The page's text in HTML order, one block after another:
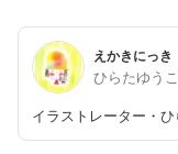
えかきにっき
ひらたゆう
イラストレーター・ひ